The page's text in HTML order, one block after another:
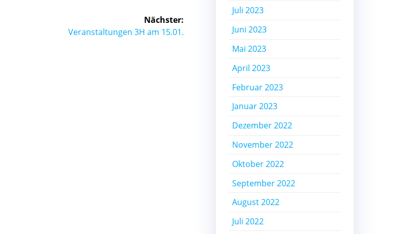
Nächster:
Nächster
Veranstaltungen 3H am 15.01.
Juli 2023
Juni 2023
Mai 2023
April 2023
Februar 2023
Januar 2023
Dezember 2022
November 2022
Oktober 2022
September 2022
August 2022
Juli 2022